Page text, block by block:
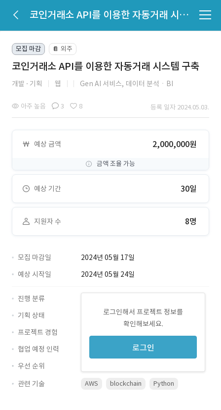
코인거래소 API를 이용한 자동거래 시스템 구축
모집 마감 📔 외주
코인거래소 API를 이용한 자동거래 시스템 구축
개발 기획 웹 Gen AI 서비스, 데이터 분석ㆍBI
아주 높음 3 8 등록 일자 2024.05.03.
예상 금액 2,000,000원
금액 조율 가능
예상 기간 30일
지원자 수 8명
모집 마감일
2024년 05월 17일
예상 시작일
2024년 05월 24일
로그인해서 프로젝트 정보를
확인해보세요.
로그인
진행 분류
기획 상태
프로젝트 경험
협업 예정 인력
우선 순위
관련 기술
AWS blockchain Python